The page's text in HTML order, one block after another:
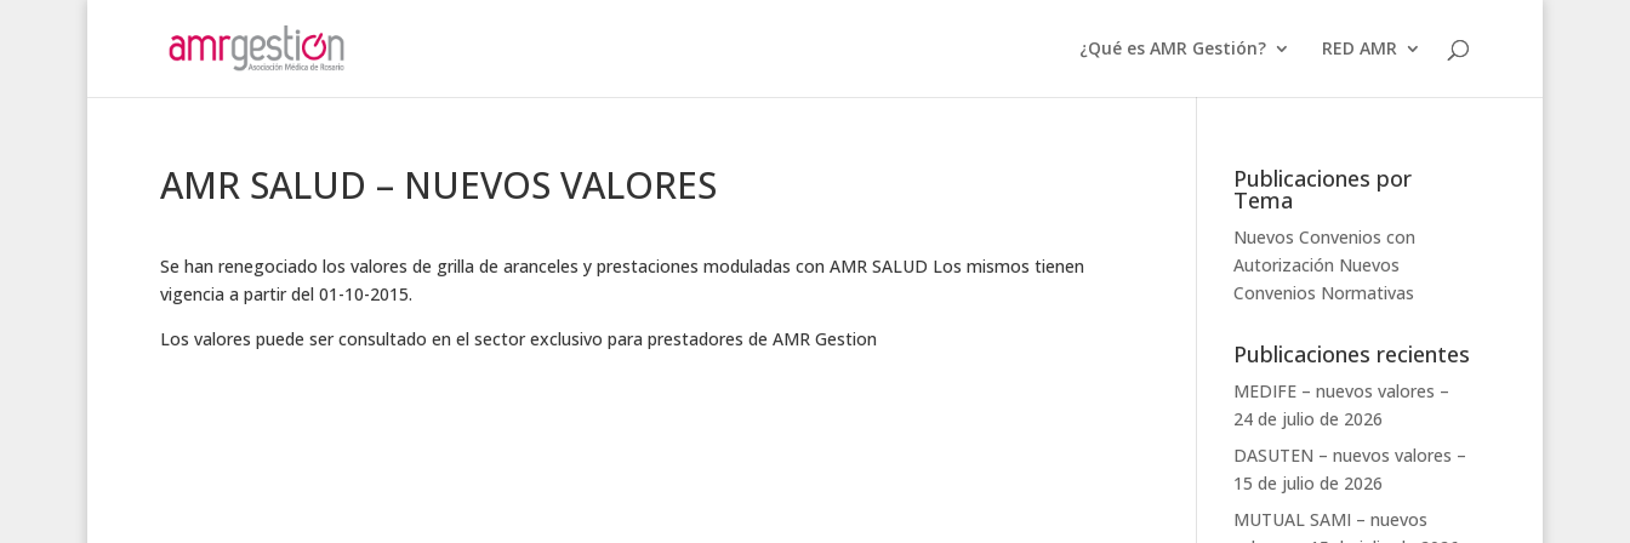
¿Qué es AMR Gestión? RED AMR
AMR SALUD – NUEVOS VALORES
Se han renegociado los valores de grilla de aranceles y prestaciones moduladas con AMR SALUD Los mismos tienen
vigencia a partir del 01-10-2015.
Los valores puede ser consultado en el sector exclusivo para prestadores de AMR Gestion
Publicaciones por
Tema
Nuevos Convenios con
Autorización Nuevos
Convenios Normativas
Publicaciones recientes
MEDIFE – nuevos valores –
24 de julio de 2026
DASUTEN – nuevos valores –
15 de julio de 2026
MUTUAL SAMI – nuevos